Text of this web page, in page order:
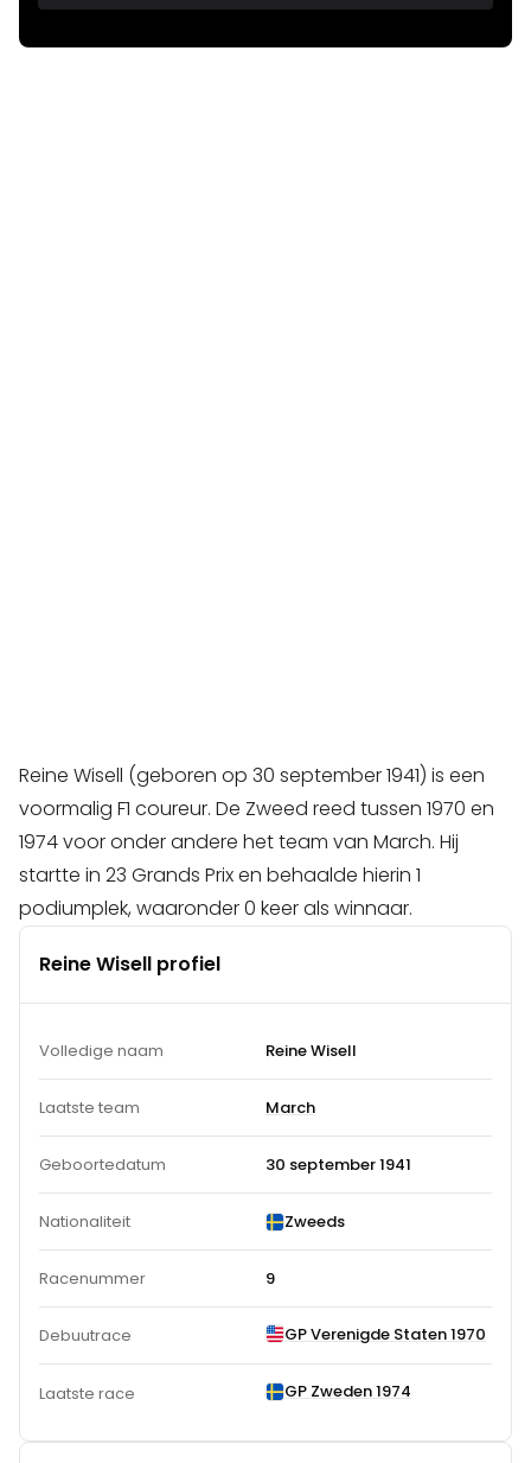
Reine Wisell (geboren op 30 september 1941) is een
voormalig F1 coureur. De Zweed reed tussen 1970 en
1974 voor onder andere het team van March. Hij
startte in 23 Grands Prix en behaalde hierin 1
podiumplek, waaronder 0 keer als winnaar.
Reine Wisell profiel
Volledige naam Reine Wisell
Laatste team March
Geboortedatum 30 september 1941
Nationaliteit Zweeds
Racenummer 9
Debuutrace GP Verenigde Staten 1970
Laatste race GP Zweden 1974